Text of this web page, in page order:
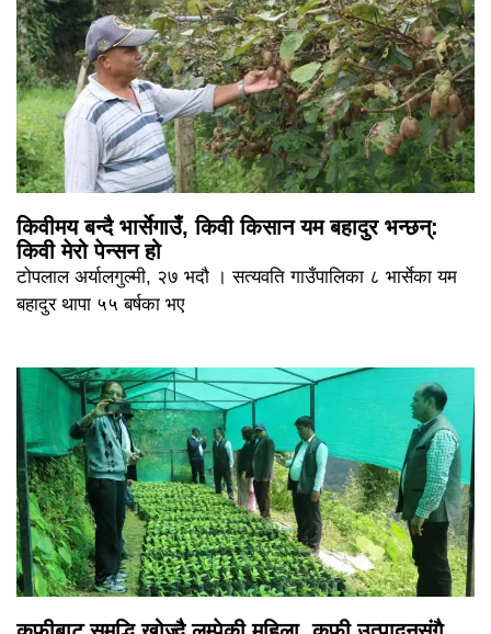
किवीमय बन्दै भार्सेगाउँ, किवी किसान यम बहादुर भन्छन्:
किवी मेरो पेन्सन हो
टोपलाल अर्यालगुल्मी, २७ भदौ । सत्यवति गाउँपालिका ८ भार्सेका यम
बहादुर थापा ५५ बर्षका भए